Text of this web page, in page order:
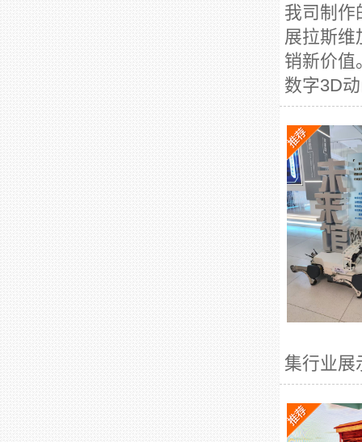
我司制作
展拉斯维
销新价值
数字3D
集行业展